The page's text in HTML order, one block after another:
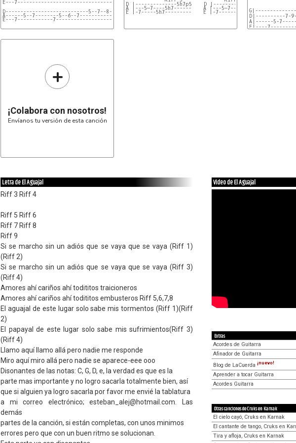
E---7----------------------------------------------
D----------------------------5--7--8----------------
A------5--7--------5--6--7-------------------------
E---7------------7-----------------------------------
D |--------------5h7p5    D |--------7h8-7h8-
A |---5—7----5h7------    A |---5—7----------
E |-7-----5h7---------    E |-7--------------
D|----------7-
A|------5-
E|----
A|------2-
E|----
+
¡Colabora con nosotros!
Envíanos tu versión de esta canción
Letra de El Aguajal
Riff 3 Riff 4
Riff 5 Riff 6
Riff 7 Riff 8
Riff 9
Si se marcho sin un adiós que se vaya que se vaya (Riff 1)
(Riff 2)
Si se marcho sin un adiós que se vaya que se vaya (Riff 3)
(Riff 4)
Amores ahí cariños ahí todititos traicioneros
Amores ahí cariños ahí todititos embusteros Riff 5,6,7,8
El aguajal de este lugar solo sabe mis tormentos (Riff 1)(Riff
2)
El papayal de este lugar solo sabe mis sufrimientos(Riff 3)
(Riff 4)
Llamo aquí llamo allá pero nadie me responde
Miro aquí miro allá pero nadie se aparece-eee ooo
Disonantes de las notas: C, G, D, e, la verdad es que es la
parte mas importante y no logro sacarla totalmente bien, así
que si alguien ya logro sacarla por favor me envié la tablatura
a mi correo electrónico; esteban_alej@hotmail.com. Las
demás
partes de la canción, si están completas, con unos minimos
errores pero que con un buen ritmo se solucionan.
Video de El Aguajal
Extras
Acordes de Guitarra
Afinador de Guitarra
Blog de LaCuerda ¡nuevo!
Aprender a tocar Guitarra
Acordes Guitarra
Otras canciones de Cruks en Karnak
El cielo cayó, Cruks en Karnak
El cantante de tango, Cruks en
Tira y afloja, Cruks en Karnak